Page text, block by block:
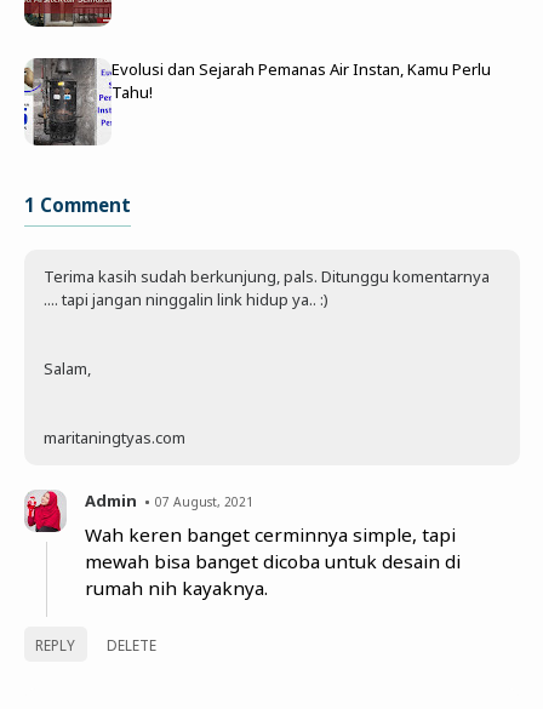
Evolusi dan Sejarah Pemanas Air Instan, Kamu Perlu
Tahu!
1 Comment
Terima kasih sudah berkunjung, pals. Ditunggu komentarnya
.... tapi jangan ninggalin link hidup ya.. :)
Salam,
maritaningtyas.com
Admin 07 August, 2021
Wah keren banget cerminnya simple, tapi
mewah bisa banget dicoba untuk desain di
rumah nih kayaknya.
REPLY DELETE